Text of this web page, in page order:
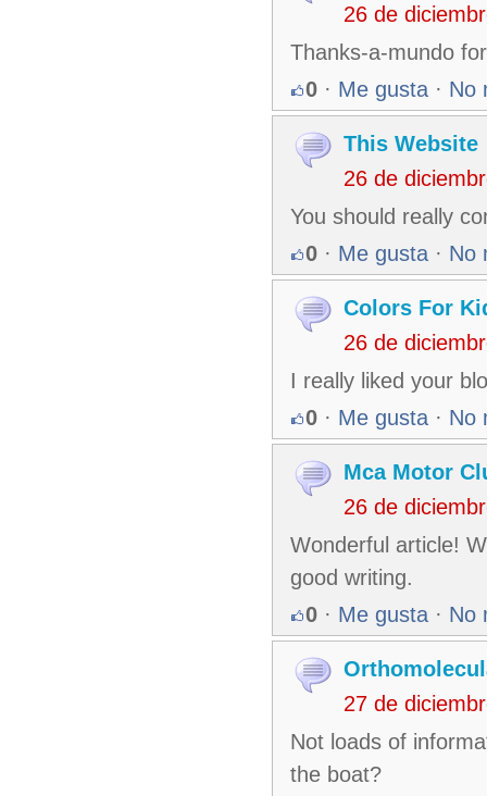
26 de
Thanks-a-mundo
0 · Me gusta · No
This Website
26 de
You should really
0 · Me gusta · No
Colors For
26 de
I really liked your
0 · Me gusta · No
Mca Motor
26 de
Wonderful article!
good writing.
0 · Me gusta · No
27 de
Not loads of
the boat?